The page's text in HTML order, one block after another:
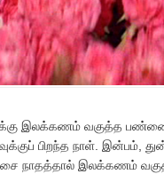
இலக்கணம் வகுத்த
பிறந்த நாள். இன்பம்,
நாதத்தால் இலக்கணம்